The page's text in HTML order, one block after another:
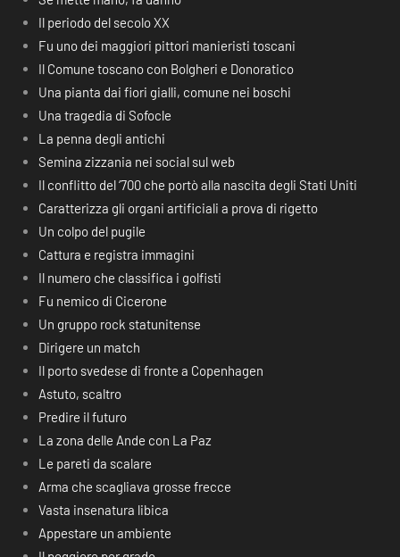
Il periodo del secolo XX
Fu uno dei maggiori pittori manieristi toscani
Il Comune toscano con Bolgheri e Donoratico
Una pianta dai fiori gialli, comune nei boschi
Una tragedia di Sofocle
La penna degli antichi
Semina zizzania nei social sul web
Il conflitto del ‘700 che portò alla nascita degli Stati Uniti
Caratterizza gli organi artificiali a prova di rigetto
Un colpo del pugile
Cattura e registra immagini
Il numero che classifica i golfisti
Fu nemico di Cicerone
Un gruppo rock statunitense
Dirigere un match
Il porto svedese di fronte a Copenhagen
Astuto, scaltro
Predire il futuro
La zona delle Ande con La Paz
Le pareti da scalare
Arma che scagliava grosse frecce
Vasta insenatura libica
Appestare un ambiente